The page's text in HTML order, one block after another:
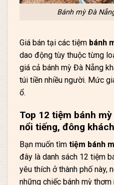
Bánh mỳ Đà
Giá bán tại các tiệm bánh
dao động tùy thuộc từng
giá cả bánh mỳ Đà Nẵng
túi tiền nhiều người. Mức
ổ.
Top 12 tiệm bánh
nổi tiếng, đông khách
Bạn muốn tìm tiệm bánh
đây là danh sách 12 tiệm
yêu thích ở thành phố này,
những chiếc bánh mỳ thơm